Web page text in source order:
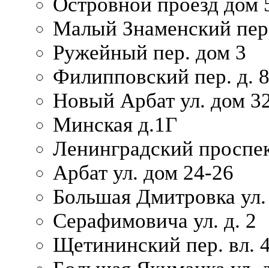
Малый Знаменский
Ружейный пер. дом 3
Филипповский пер. д. 8
Новый Арбат ул. дом
Минская д.1Г
Ленинградский
Арбат ул. дом 24-26
Большая Дмитровка
Серафимовича ул. д. 2
Щетининский пер. вл.